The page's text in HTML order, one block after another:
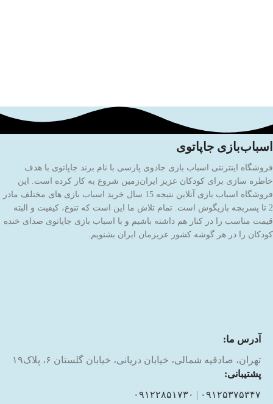
اسباب‌بازی جاپاتوی
فروشگاه اینترنتی اسباب بازی جادوی پارسی با نام برند جاپاتوی با هدف
خاطره سازی برای کودکان عزیز ایران‌زمین شروع به کار کرده است. این
فروشگاه اسباب بازی آنلاین نتیجه 15 سال خرید اسباب بازی های مختلف مادر
2 تا پسربچه بازیگوش است. تمام تلاش ما این است که تنوع، کیفیت و البته
قیمت مناسب را در کنار هم داشته باشیم و با اسباب بازی جاپاتوی صدای خنده
کودکان را در هر گوشه کشور عزیزمان ایران بشنویم.
آدرس ما:
تهران، صادقیه شمالی، خیابان دریانی، خیابان گلستان ۶، پلاک۱۹
پشتیبانی:
۰۹۱۲۵۳۷۵۳۴۷ | ۰۹۱۲۲۸۵۱۷۳۰